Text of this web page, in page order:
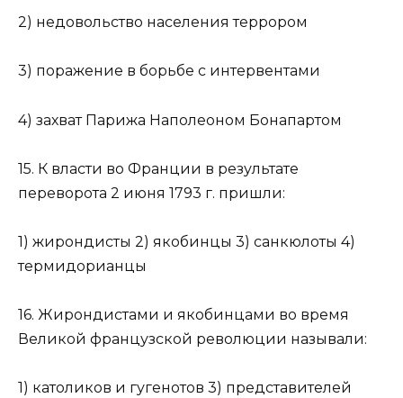
2) недовольство населения террором
3) поражение в борьбе с интервентами
4) захват Парижа Наполеоном Бонапартом
15. К власти во Франции в результате
переворота 2 июня 1793 г. пришли:
1) жирондисты 2) якобинцы 3) санкюлоты 4)
термидорианцы
16. Жирондистами и якобинцами во время
Великой французской революции называли:
1) католиков и гугенотов 3) представителей